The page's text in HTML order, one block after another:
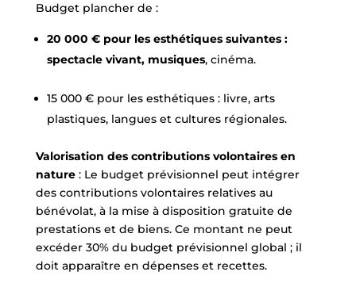
Budget plancher de :
20 000 € pour les esthétiques suivantes :
spectacle vivant, musiques, cinéma.
15 000 € pour les esthétiques : livre, arts
plastiques, langues et cultures régionales.
Valorisation des contributions volontaires en
nature: Le budget prévisionnel peut intégrer
des contributions volontaires relatives au
bénévolat, à la mise à disposition gratuite de
prestations et de biens. Ce montant ne peut
excéder 30% du budget prévisionnel global ; il
doit apparaître en dépenses et recettes.